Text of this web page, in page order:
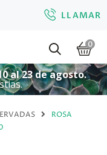
LLAMAR
0
al 23 de agosto.
ROSA